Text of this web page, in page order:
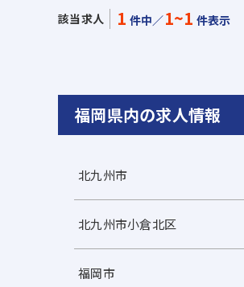
該当求人 1 件中／1~1 件表示
福岡県内の求人情報
北九州市
北九州市小倉北区
福岡市